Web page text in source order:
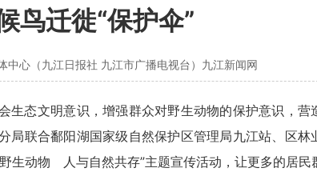
鸟迁徙“保护伞”
中心（九江日报社 九江市广播电视台）九江新闻网
生态文明意识，增强群众对野生动物的保护意识，营
局联合鄱阳湖国家级自然保护区管理局九江站、区林
生动物 人与自然共存”主题宣传活动，让更多的居民